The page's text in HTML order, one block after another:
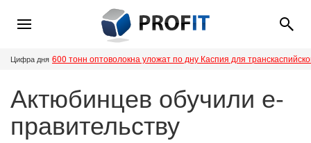
Цифра дня 600 тонн оптоволокна уложат по дну Каспия для
Актюбинцев обучили е-
правительству